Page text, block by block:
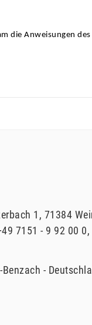
die Anweisungen
1 71384
7151 - 9 92 00 0